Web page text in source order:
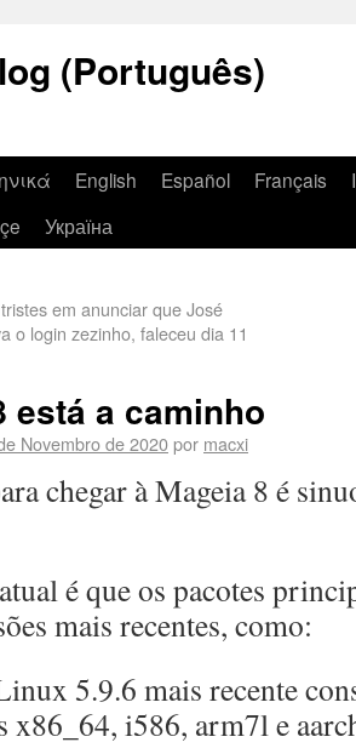
(Português)
English Español Français
Україна
em anunciar que José
o login zezinho, faleceu dia 11
está a caminho
Novembro de 2020por macxi
chegar à Mageia 8 é
é que os pacotes
mais recentes, como:
5.9.6 mais recente
x86_64, i586, arm7l e